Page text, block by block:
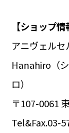
【ショップ情
アニヴェル
Hanahiro（
ロ）
〒107-0061
Tel&Fax.03-